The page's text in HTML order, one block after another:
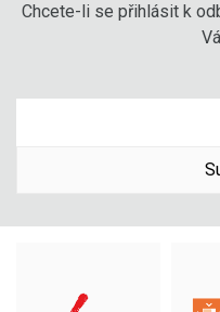
Chcete-li se přihlásit k